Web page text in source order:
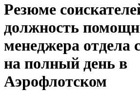
Резюме
должность
менеджера отдела
на полный день в
Аэрофлотском